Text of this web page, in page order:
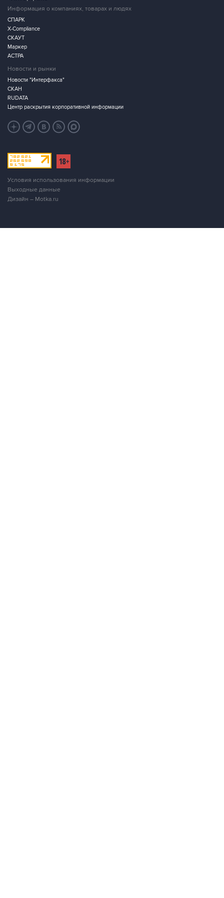
Информация о компаниях, товарах и людях
СПАРК
X-Compliance
СКАУТ
Маркер
АСТРА
Новости и рынки
Новости "Интерфакса"
СКАН
RUDATA
Центр раскрытия корпоративной информации
Условия использования информации
Выходные данные
Дизайн – Motka.ru